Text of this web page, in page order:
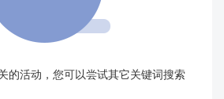
的活动，您可以尝试其它关键词搜索